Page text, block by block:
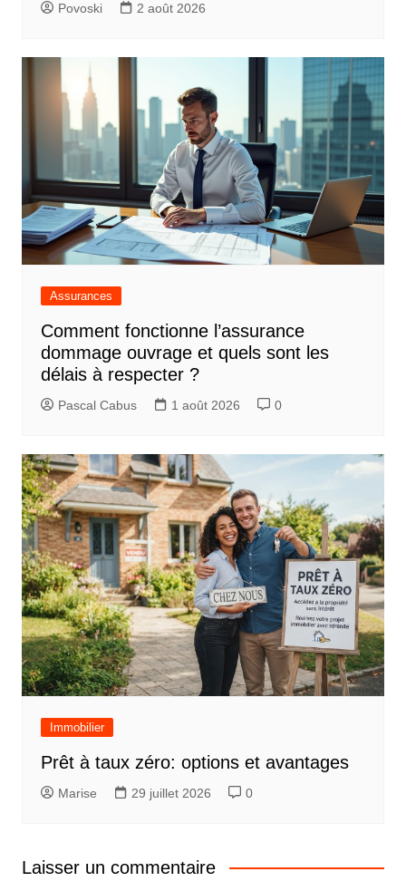
Povoski 2 août 2026
Assurances
Comment fonctionne l’assurance
dommage ouvrage et quels sont les
délais à respecter ?
Pascal Cabus 1 août 2026 0
Immobilier
Prêt à taux zéro: options et avantages
Marise 29 juillet 2026 0
Laisser un commentaire